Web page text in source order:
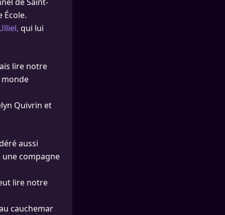
École.
qui lui
lire notre
monde
Quivrin et
aussi
une compagne
lire notre
cauchemar